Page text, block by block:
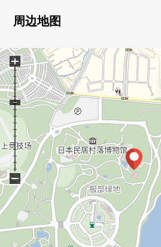
周边地图
+
−